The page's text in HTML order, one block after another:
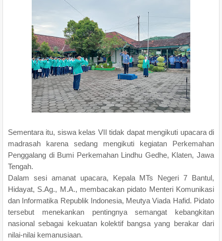
Sementara itu, siswa kelas VII tidak dapat mengikuti upacara di
madrasah karena sedang mengikuti kegiatan Perkemahan
Penggalang di Bumi Perkemahan Lindhu Gedhe, Klaten, Jawa
Tengah.
Dalam sesi amanat upacara, Kepala MTs Negeri 7 Bantul,
Hidayat, S.Ag., M.A., membacakan pidato Menteri Komunikasi
dan Informatika Republik Indonesia, Meutya Viada Hafid. Pidato
tersebut menekankan pentingnya semangat kebangkitan
nasional sebagai kekuatan kolektif bangsa yang berakar dari
nilai-nilai kemanusiaan.